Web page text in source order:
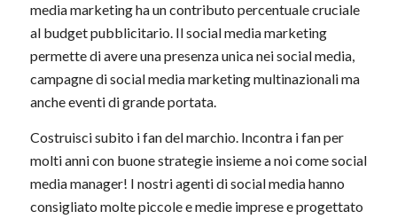
media marketing ha un contributo percentuale cruciale
al budget pubblicitario. Il social media marketing
permette di avere una presenza unica nei social media,
campagne di social media marketing multinazionali ma
anche eventi di grande portata.
Costruisci subito i fan del marchio. Incontra i fan per
molti anni con buone strategie insieme a noi come social
media manager! I nostri agenti di social media hanno
consigliato molte piccole e medie imprese e progettato